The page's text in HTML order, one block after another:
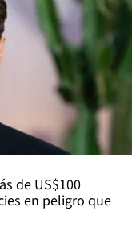
de US$100
en peligro que